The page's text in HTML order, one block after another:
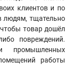
клиентов и по
людям, тщательно
товар дошёл
повреждений.
промышленных
работы